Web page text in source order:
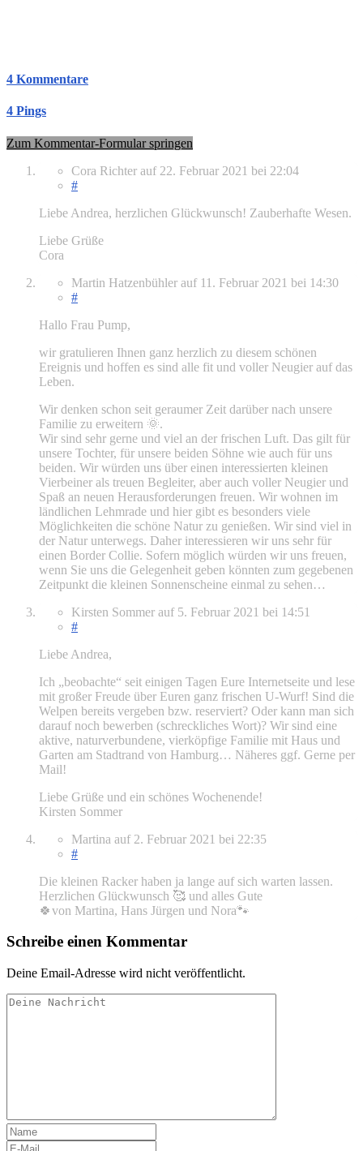
4 Kommentare
4 Pings
Zum Kommentar-Formular springen
Cora Richter auf 22. Februar 2021 bei 22:04
#
Liebe Andrea, herzlichen Glückwunsch! Zauberhafte Wesen.
Liebe Grüße
Cora
Martin Hatzenbühler auf 11. Februar 2021 bei 14:30
#
Hallo Frau Pump,
wir gratulieren Ihnen ganz herzlich zu diesem schönen
Ereignis und hoffen es sind alle fit und voller Neugier auf das
Leben.
Wir denken schon seit geraumer Zeit darüber nach unsere
Familie zu erweitern 🌞.
Wir sind sehr gerne und viel an der frischen Luft. Das gilt für
unsere Tochter, für unsere beiden Söhne wie auch für uns
beiden. Wir würden uns über einen interessierten kleinen
Vierbeiner als treuen Begleiter, aber auch voller Neugier und
Spaß an neuen Herausforderungen freuen. Wir wohnen im
ländlichen Lehmrade und hier gibt es besonders viele
Möglichkeiten die schöne Natur zu genießen. Wir sind viel in
der Natur unterwegs. Daher interessieren wir uns sehr für
einen Border Collie. Sofern möglich würden wir uns freuen,
wenn Sie uns die Gelegenheit geben könnten zum gegebenen
Zeitpunkt die kleinen Sonnenscheine einmal zu sehen…
Kirsten Sommer auf 5. Februar 2021 bei 14:51
#
Liebe Andrea,
Ich „beobachte“ seit einigen Tagen Eure Internetseite und lese
mit großer Freude über Euren ganz frischen U-Wurf! Sind die
Welpen bereits vergeben bzw. reserviert? Oder kann man sich
darauf noch bewerben (schreckliches Wort)? Wir sind eine
aktive, naturverbundene, vierköpfige Familie mit Haus und
Garten am Stadtrand von Hamburg… Näheres ggf. Gerne per
Mail!
Liebe Grüße und ein schönes Wochenende!
Kirsten Sommer
Martina auf 2. Februar 2021 bei 22:35
#
Die kleinen Racker haben ja lange auf sich warten lassen.
Herzlichen Glückwunsch 🥰 und alles Gute
🍀von Martina, Hans Jürgen und Nora🐾
Schreibe einen Kommentar
Deine Email-Adresse wird nicht veröffentlicht.